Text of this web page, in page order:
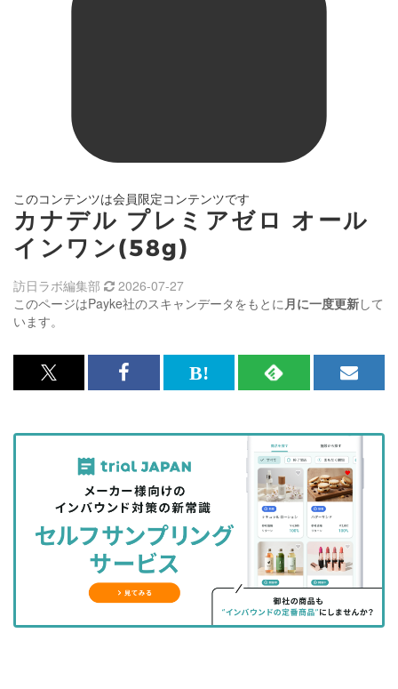
このコンテンツは会員限定コンテンツです
カナデル プレミアゼロ オール
インワン(58g)
このページはPayke社のスキャンデータをもとに月に一度更新して
います。
訪日ラボ編集部 2026-07-27
x<br>
記
を
シ
ェ
る
Facebook<br>
記
事
を
シ
ェ
ア
す
る
は
な
ッ
ク
マ
に
RSS
記
事
を
購
読
す
る
メ
マ
ガ
登
録
す
る